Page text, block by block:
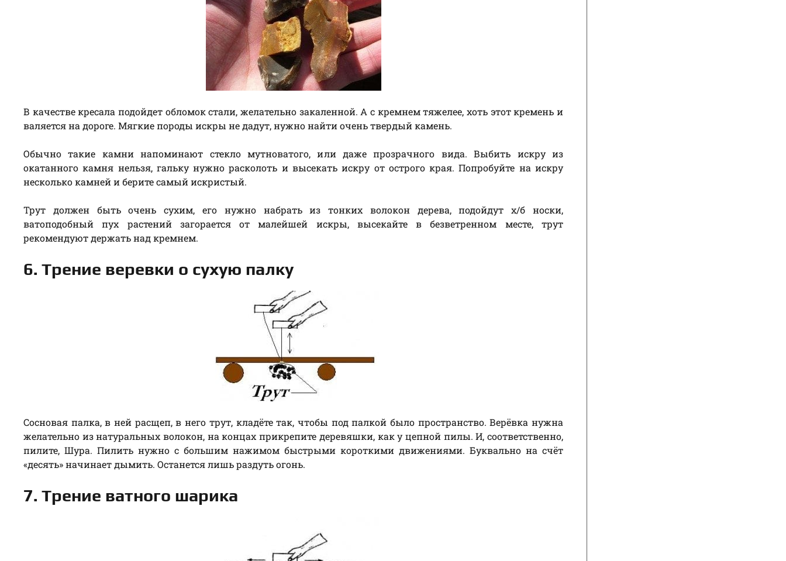
В качестве кресала подойдет обломок стали, желательно закаленной. А с кремнем тяжелее, хоть этот кремень и
валяется на дороге. Мягкие породы искры не дадут, нужно найти очень твердый камень.
Обычно такие камни напоминают стекло мутноватого, или даже прозрачного вида. Выбить искру из
окатанного камня нельзя, гальку нужно расколоть и высекать искру от острого края. Попробуйте на искру
несколько камней и берите самый искристый.
Трут должен быть очень сухим, его нужно набрать из тонких волокон дерева, подойдут х/б носки,
ватоподобный пух растений загорается от малейшей искры, высекайте в безветренном месте, трут
рекомендуют держать над кремнем.
6. Трение веревки о сухую палку
Сосновая палка, в ней расщеп, в него трут, кладёте так, чтобы под палкой было пространство. Верёвка нужна
желательно из натуральных волокон, на концах прикрепите деревяшки, как у цепной пилы. И, соответственно,
пилите, Шура. Пилить нужно с большим нажимом быстрыми короткими движениями. Буквально на счёт
«десять» начинает дымить. Останется лишь раздуть огонь.
7. Трение ватного шарика